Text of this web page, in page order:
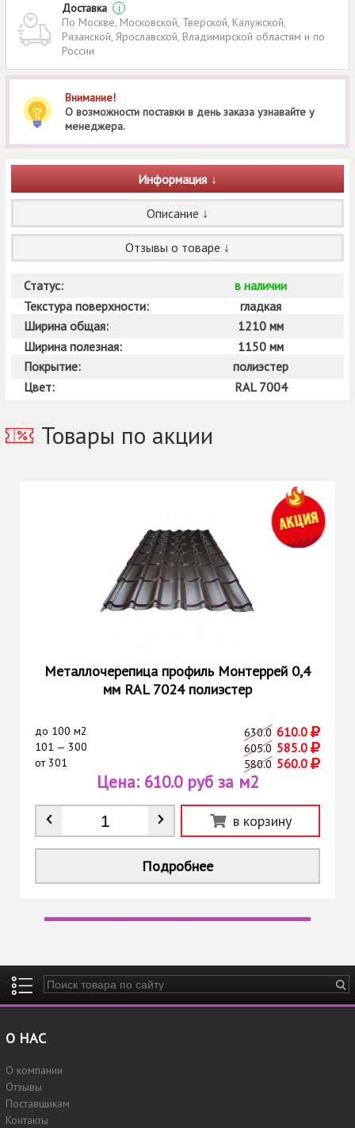
Доставка
i
По Москве, Московской, Тверской, Калужской,
Рязанской, Ярославской, Владимирской областям и по
России
Внимание!
О возможности поставки в день заказа узнавайте у
менеджера.
Информация
Описание
Отзывы о товаре
Статус:
в наличии
Текстура поверхности:
гладкая
Ширина общая:
1210 мм
Ширина полезная:
1150 мм
Покрытие:
полиэстер
Цвет:
RAL 7004
Товары по акции
Металлочерепица профиль Монтеррей 0,4
мм RAL 7024 полиэстер
до 100 м2 630.0 610.0
101 — 300 605.0 585.0
от301 580.0 560.0
Количество *
Цена: 610.0 руб за м2
в корзину
Подробнее
Введите ключевые слова для поиска
О НАС
О компании
Отзывы
Поставщикам
Контакты